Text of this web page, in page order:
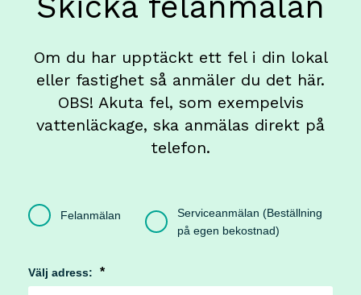
Om du har upptäckt ett fel i din lokal
eller fastighet så anmäler du det här.
OBS! Akuta fel, som exempelvis
vattenläckage, ska anmälas direkt på
telefon.